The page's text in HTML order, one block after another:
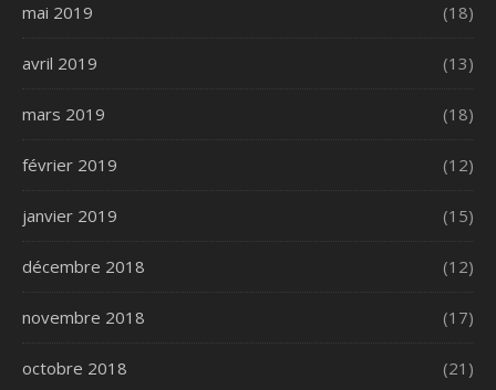
mai 2019 (18)
avril 2019 (13)
mars 2019 (18)
février 2019 (12)
janvier 2019 (15)
décembre 2018 (12)
novembre 2018 (17)
octobre 2018 (21)